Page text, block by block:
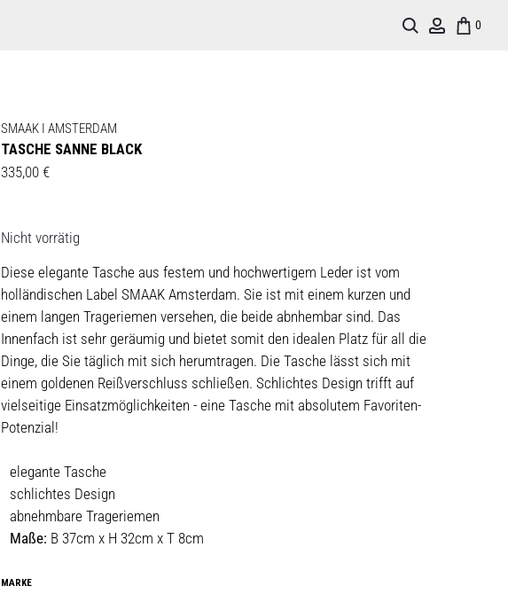
0
Account
Search
SMAAK I AMSTERDAM
TASCHE SANNE BLACK
335,00 €
Nicht vorrätig
Diese elegante Tasche aus festem und hochwertigem Leder ist vom
holländischen Label SMAAK Amsterdam. Sie ist mit einem kurzen und
einem langen Trageriemen versehen, die beide abnhembar sind. Das
Innenfach ist sehr geräumig und bietet somit den idealen Platz für all die
Dinge, die Sie täglich mit sich herumtragen. Die Tasche lässt sich mit
einem goldenen Reißverschluss schließen. Schlichtes Design trifft auf
vielseitige Einsatzmöglichkeiten - eine Tasche mit absolutem Favoriten-
Potenzial!
elegante Tasche
schlichtes Design
abnehmbare Trageriemen
Maße: B 37cm x H 32cm x T 8cm
MARKE